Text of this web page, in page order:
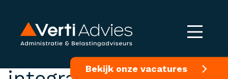
Bekijk onze vacatures
Verplichte visie re-